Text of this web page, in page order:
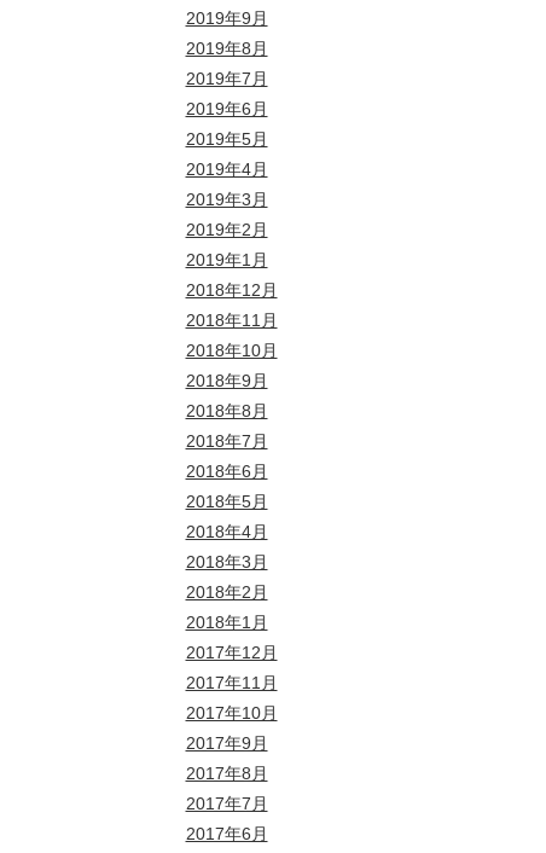
2019年9月
2019年8月
2019年7月
2019年6月
2019年5月
2019年4月
2019年3月
2019年2月
2019年1月
2018年12月
2018年11月
2018年10月
2018年9月
2018年8月
2018年7月
2018年6月
2018年5月
2018年4月
2018年3月
2018年2月
2018年1月
2017年12月
2017年11月
2017年10月
2017年9月
2017年8月
2017年7月
2017年6月